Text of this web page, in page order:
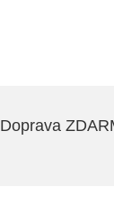
Doprava